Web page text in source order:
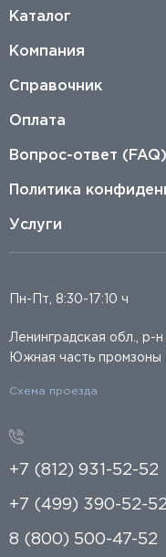
Каталог
Компания
Справочник
Оплата
Вопрос-ответ (FAQ)
Политика
Услуги
Пн-Пт, 8:30-17:10 ч
Ленинградская обл., р-
Южная часть промзоны
Схема проезда
+7 (812) 931-52-52
+7 (499) 390-52-52
8 (800) 500-47-52